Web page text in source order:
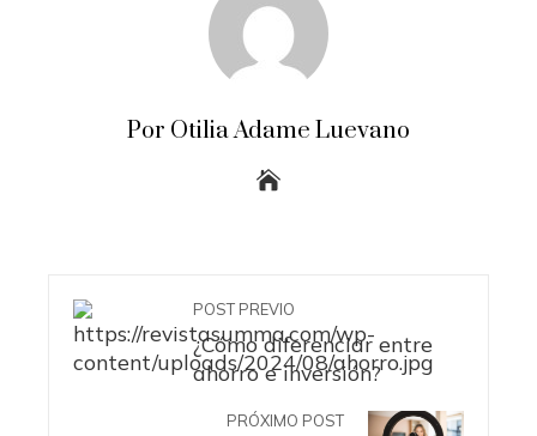
Por Otilia Adame Luevano
POST PREVIO
¿Cómo diferenciar entre
ahorro e inversión?
PRÓXIMO POST